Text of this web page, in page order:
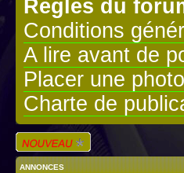
Règles du
Conditions
A lire avant de
Placer une
Charte de
Écrire un nouveau
sujet
ANNONCES